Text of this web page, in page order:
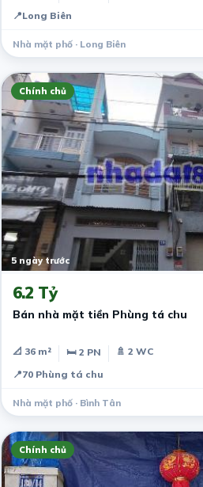
📍Long Biên
Nhà mặt phố · Long Biên
Chính chủ
5 ngày trước
6.2 Tỷ
Bán nhà mặt tiền Phùng tá chu
📐 36 m² 🛏 2 PN
🚿 2 WC
📍70 Phùng tá chu
Nhà mặt phố · Bình Tân
Chính chủ